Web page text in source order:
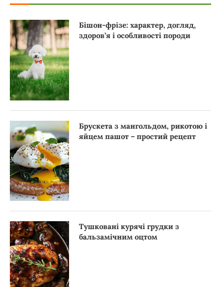
Бішон-фрізе: характер, догляд,
здоров’я і особливості породи
Брускета з мангольдом, рикотою і
яйцем пашот – простий рецепт
Тушковані курячі грудки з
бальзамічним оцтом